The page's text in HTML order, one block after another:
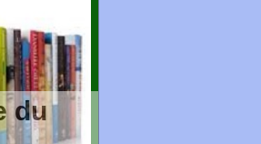
du